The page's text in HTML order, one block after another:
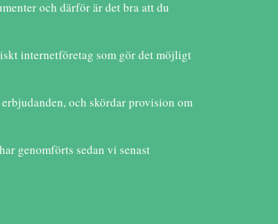
och därför är det bra att du
internetföretag som gör det möjligt
och skördar provision om
genomförts sedan vi senast